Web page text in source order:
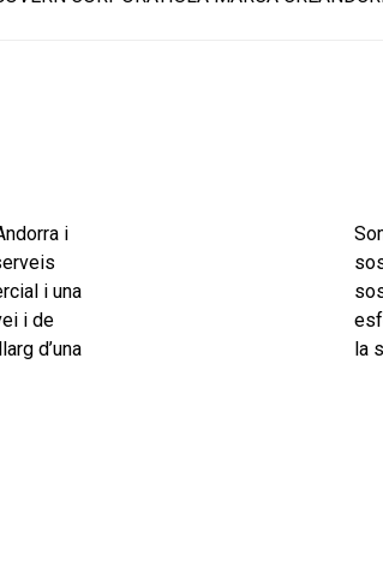
i
i una
i de
d’una
la